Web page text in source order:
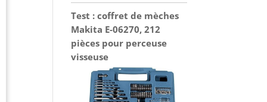
Test : coffret de mèches
Makita E-06270, 212
pièces pour perceuse
visseuse